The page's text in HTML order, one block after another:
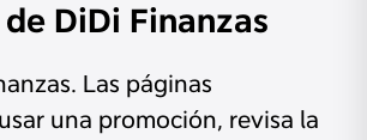
DiDi Finanzas
Las páginas
una promoción, revisa la